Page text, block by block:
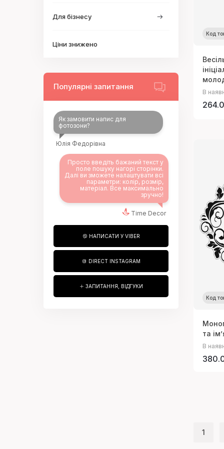
Код
В
Код
та
В
1
Для бізнесу
Ціни знижено
Популярні запитання
Як замовити напис для
фотозони?
Юлія Федорівна
Просто введіть бажаний текст у
поле пошуку нагорі сторінки.
Далі ви зможете налаштувати всі
параметри: колір, розмір,
матеріал. Все максимально
зручно!
Time Decor
НАПИСАТИ У VIBER
DIRECT INSTAGRAM
ЗАПИТАННЯ, ВІДГУКИ